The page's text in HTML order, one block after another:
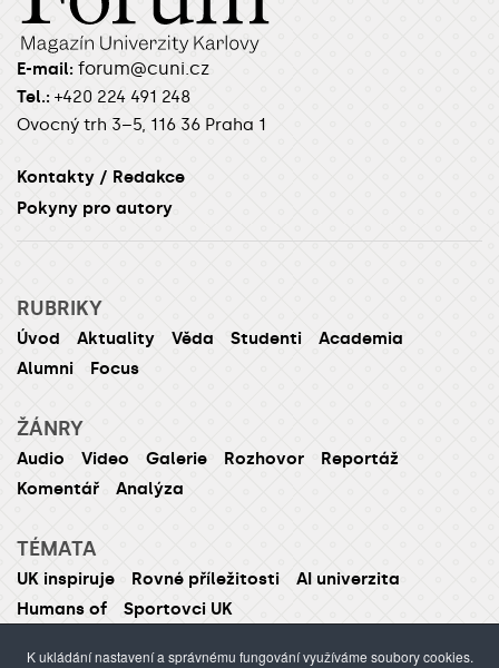
E-mail: forum@cuni.cz
Tel.: +420 224 491 248
Ovocný trh 3–5, 116 36 Praha 1
Kontakty / Redakce
Pokyny pro autory
RUBRIKY
Úvod Aktuality Věda Studenti
Academia
Alumni
Focus
ŽÁNRY
Audio Video Galerie Rozhovor
Reportáž
Komentář
Analýza
TÉMATA
UK inspiruje Rovné příležitosti
AI univerzita
Humans of
Sportovci UK
K ukládání nastavení a správnému fungování využíváme soubory cookies.